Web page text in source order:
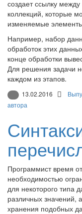
создает ссылку
коллекций, которые
изменяемые элементы
Например, набор
обработок этих
конце обработки
Для решения задачи
каждом из этапов.
13.02.2016
автора
Программист время
необходимостью
для некоторого типа
различных значений,
хранения подобных